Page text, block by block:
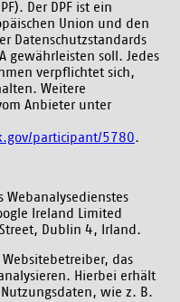
Der DPF ist ein
Union und den
Datenschutzstandards
gewährleisten soll. Jedes
verpflichtet sich,
Weitere
Anbieter unter
participant/5780.
Webanalysedienstes
Ireland Limited
Dublin 4, Irland.
das
Hierbei erhält
wie z. B.